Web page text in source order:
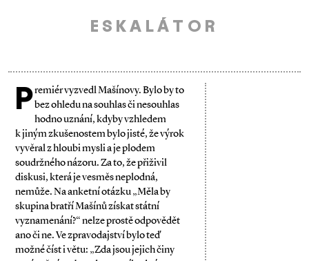
ESKALÁTOR
P
remiér vyzvedl Mašínovy. Bylo by to
bez ohledu na souhlas či nesouhlas
hodno uznání, kdyby vzhledem
k jiným zkušenostem bylo jisté, že výrok
vyvěral z hloubi mysli a je plodem
soudržného názoru. Za to, že přiživil
diskusi, která je vesměs neplodná,
nemůže. Na anketní otázku „Měla by
skupina bratří Mašínů získat státní
vyznamenání?“ nelze prostě odpovědět
ano či ne. Ve zpravodajství bylo teď
možné číst i větu: „Zda jsou jejich činy